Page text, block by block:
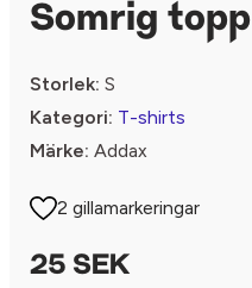
Somrig topp
Storlek: S
Kategori: T-shirts
Märke: Addax
2 gillamarkeringar
25 SEK